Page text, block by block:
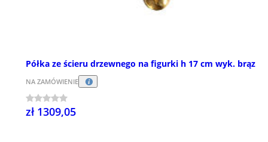
Półka ze ścieru drzewnego na figurki h 17 cm wyk. brąz
NA ZAMÓWIENIE
zł 1309,05